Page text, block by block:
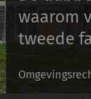
waarom
tweede